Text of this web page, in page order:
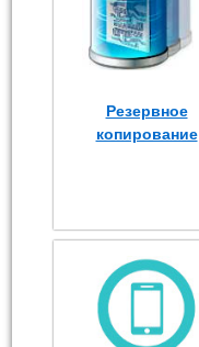
Резервное
копирование